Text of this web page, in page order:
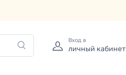
Вход в
личный кабинет